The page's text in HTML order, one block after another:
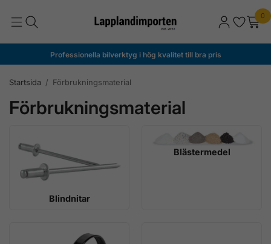
0
Professionella bilverktyg i hög kvalitet till bra pris
Startsida / Förbrukningsmaterial
Förbrukningsmaterial
Blindnitar
Blästermedel